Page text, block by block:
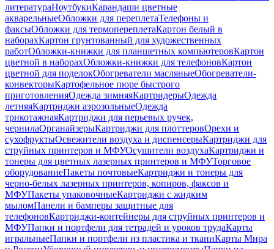
литератураНоутбукиКарандаши цветные
акварельныеОбложки для переплетаТелефоны и
факсыОбложки для термопереплетаКартон белый в
наборахКартон грунтованный для художественных
работОбложки-книжки для планшетных компьютеровКартон
цветной в наборахОбложки-книжки для телефоновКартон
цветной для поделокОбогреватели масляныеОбогреватели-
конвекторыКартофельное пюре быстрого
приготовленияОдежда зимняяКартридерыОдежда
летняяКартриджи аэрозольныеОдежда
трикотажнаяКартриджи для перьевых ручек,
чернилаОрганайзерыКартриджи для плоттеровОрехи и
сухофруктыОсвежители воздуха и диспенсерыКартриджи для
струйных принтеров и МФУОсушители воздухаКартриджи и
тонеры для цветных лазерных принтеров и МФУТорговое
оборудованиеПакеты почтовыеКартриджи и тонеры для
черно-белых лазерных принтеров, копиров, факсов и
МФУПакеты упаковочныеКартриджи с жидким
мыломПанели и бамперы защитные для
телефоновКартриджи-контейнеры для струйных принтеров и
МФУПапки и портфели для тетрадей и уроков трудаКарты
игральныеПапки и портфели из пластика и тканиКарты Мира